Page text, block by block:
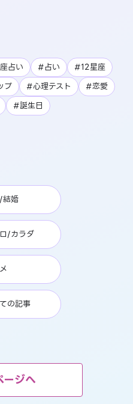
占い #占い
#12星座
プ #心理テスト
#恋愛
#誕生日
結婚
/カラダ
の記事
ージへ